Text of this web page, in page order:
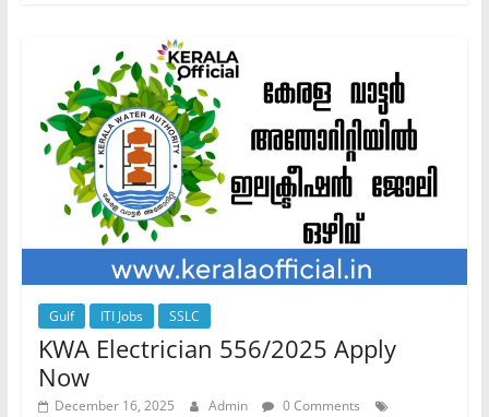
Gulf ITI Jobs SSLC
KWA Electrician 556/2025 Apply
Now
December 16, 2025 Admin
0 Comments